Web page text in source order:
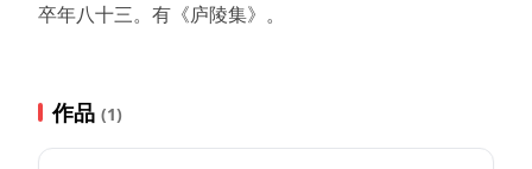
卒年八十三。有《庐陵集》。
作品 (1)